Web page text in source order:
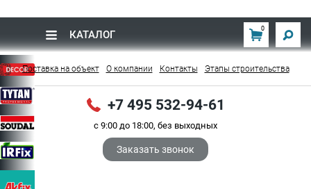
КАТАЛОГ 0
Поставка на объект О компании Контакты Этапы строительства
+7 495 532-94-61
с 9:00 до 18:00, без выходных
Заказать звонок